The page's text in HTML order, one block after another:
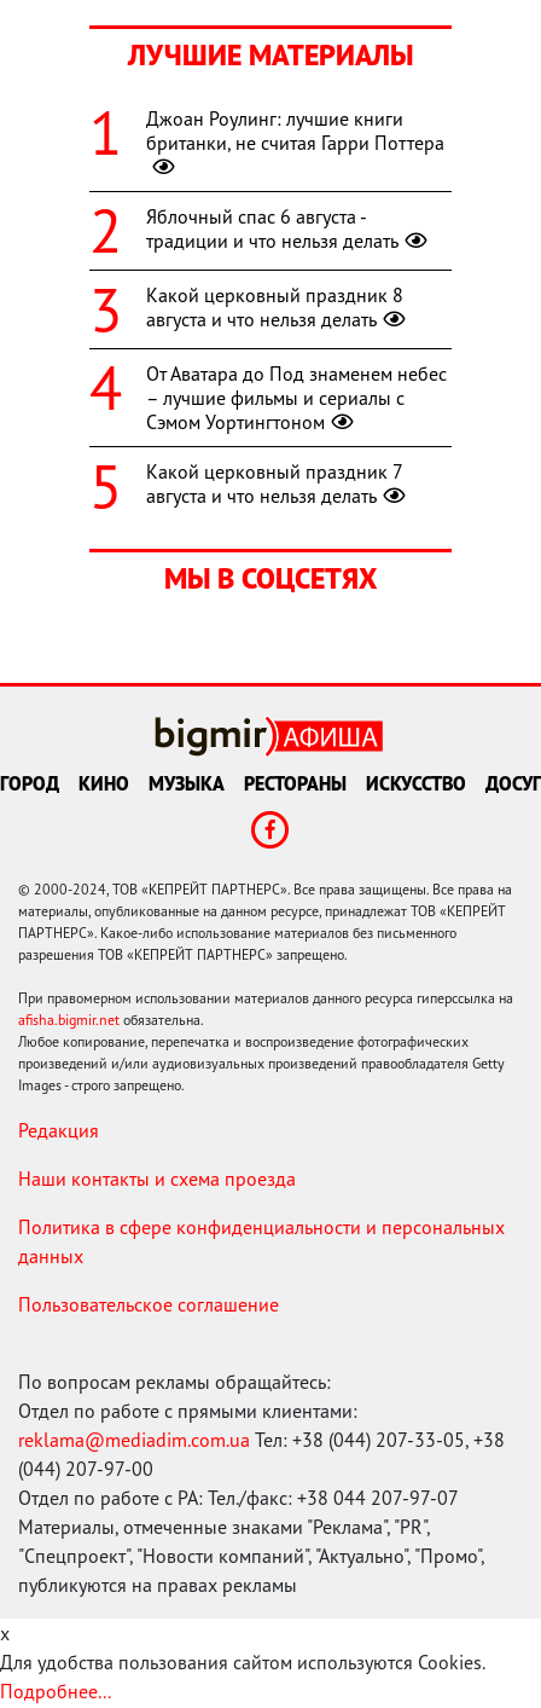
ЛУЧШИЕ МАТЕРИАЛЫ
Джоан Роулинг: лучшие книги
британки, не считая Гарри Поттера
Яблочный спас 6 августа -
традиции и что нельзя делать
Какой церковный праздник 8
августа и что нельзя делать
От Аватара до Под знаменем небес
– лучшие фильмы и сериалы с
Сэмом Уортингтоном
Какой церковный праздник 7
августа и что нельзя делать
МЫ В СОЦСЕТЯХ
ГОРОД КИНО МУЗЫКА РЕСТОРАНЫ ИСКУССТВО ДОСУГ
© 2000-2024, ТОВ «КЕПРЕЙТ ПАРТНЕРС». Все права защищены. Все права на
материалы, опубликованные на данном ресурсе, принадлежат ТОВ «КЕПРЕЙТ
ПАРТНЕРС». Какое-либо использование материалов без письменного
разрешения ТОВ «КЕПРЕЙТ ПАРТНЕРС» запрещено.
При правомерном использовании материалов данного ресурса гиперссылка на
afisha.bigmir.net обязательна.
Любое копирование, перепечатка и воспроизведение фотографических
произведений и/или аудиовизуальных произведений правообладателя Getty
Images - строго запрещено.
Редакция
Наши контакты и схема проезда
Политика в сфере конфиденциальности и персональных
данных
Пользовательское соглашение
По вопросам рекламы обращайтесь:
Отдел по работе с прямыми клиентами:
reklama@mediadim.com.ua Тел: +38 (044) 207-33-05, +38
(044) 207-97-00
Отдел по работе с РА: Тел./факс: +38 044 207-97-07
Материалы, отмеченные знаками "Реклама", "PR",
"Спецпроект", "Новости компаний", "Актуально", "Промо",
публикуются на правах рекламы
x
Для удобства пользования сайтом используются Cookies.
Подробнее...